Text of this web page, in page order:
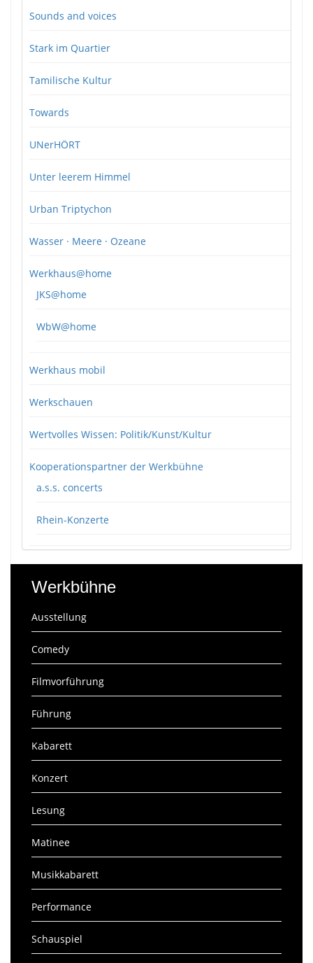
Sounds and voices
Stark im Quartier
Tamilische Kultur
Towards
UNerHÖRT
Unter leerem Himmel
Urban Triptychon
Wasser · Meere · Ozeane
Werkhaus@home
JKS@home
WbW@home
Werkhaus mobil
Werkschauen
Wertvolles Wissen: Politik/Kunst/Kultur
Kooperationspartner der Werkbühne
a.s.s. concerts
Rhein-Konzerte
Werkbühne
Ausstellung
Comedy
Filmvorführung
Führung
Kabarett
Konzert
Lesung
Matinee
Musikkabarett
Performance
Schauspiel